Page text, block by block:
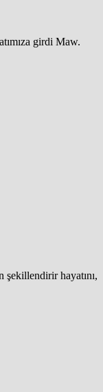
girdi Maw.
hayatını,